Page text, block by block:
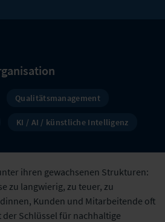
Qualitätsmanagement
KI / AI / künstliche Intelligenz
ihren gewachsenen Strukturen:
zu langwierig, zu teuer, zu
Kunden und Mitarbeitende oft
Schlüssel für nachhaltige